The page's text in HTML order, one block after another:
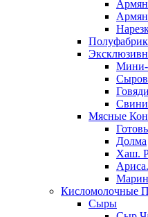
Мини-
Мясные
Долма
Хаш.
Кисломолочные
Сыры